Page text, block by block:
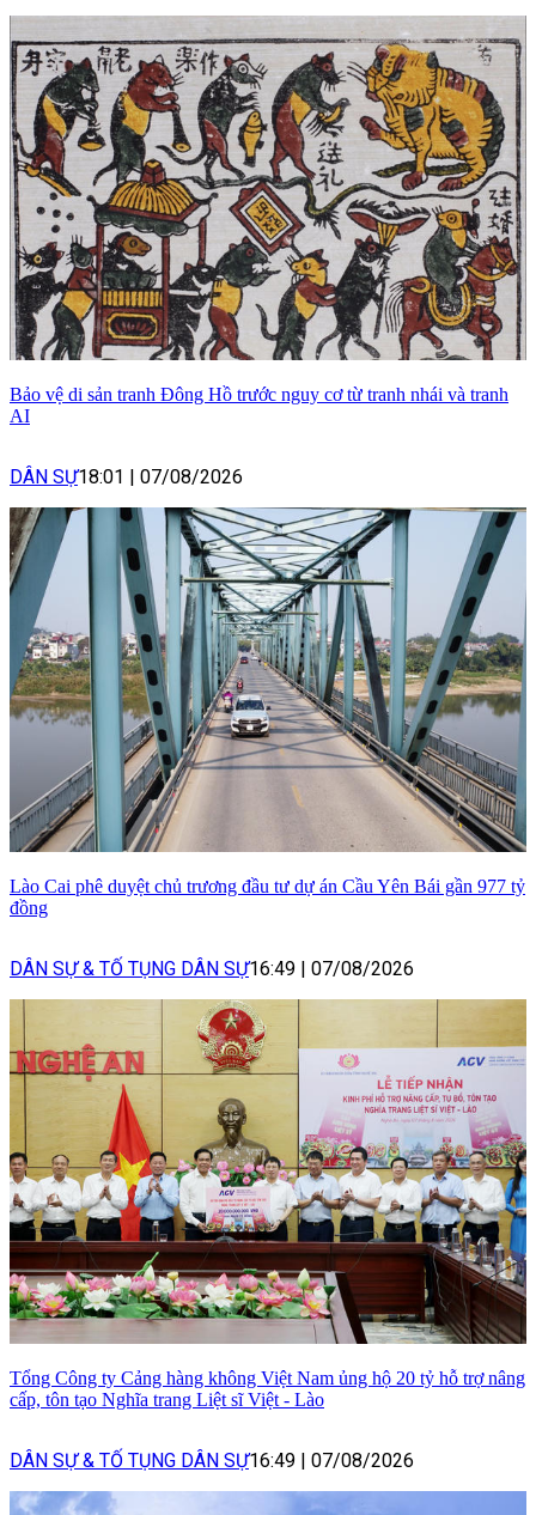
Bảo vệ di sản tranh Đông Hồ trước nguy cơ từ tranh nhái và tranh
AI
DÂN SỰ18:01 07/08/2026
Lào Cai phê duyệt chủ trương đầu tư dự án Cầu Yên Bái gần 977 tỷ
đồng
DÂN SỰ & TỐ TỤNG DÂN SỰ16:49 07/08/2026
Tổng Công ty Cảng hàng không Việt Nam ủng hộ 20 tỷ hỗ trợ nâng
cấp, tôn tạo Nghĩa trang Liệt sĩ Việt - Lào
DÂN SỰ & TỐ TỤNG DÂN SỰ16:49 07/08/2026